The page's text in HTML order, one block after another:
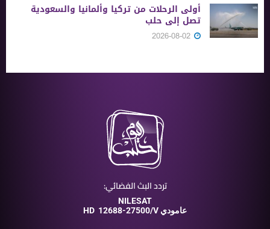
أولى الرحلات من ‏تركيا وألمانيا والسعودية
تصل إلى حلب
تردد البث الفضائي:
NILESAT
HD
12688-27500/V عامودي